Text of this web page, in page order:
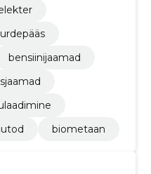
bensiinijaamad
biometaan